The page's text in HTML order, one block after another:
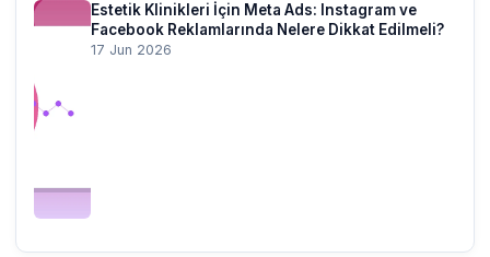
Estetik Klinikleri İçin Meta Ads: Instagram ve
Facebook Reklamlarında Nelere Dikkat Edilmeli?
17 Jun 2026